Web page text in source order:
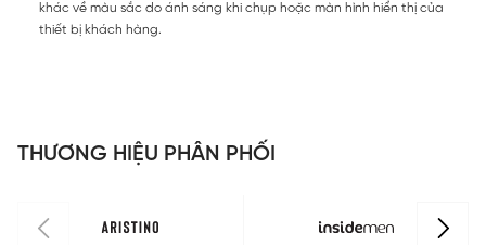
khác về màu sắc do ánh sáng khi chụp hoặc màn hình hiển thị của
thiết bị khách hàng.
THƯƠNG HIỆU PHÂN PHỐI